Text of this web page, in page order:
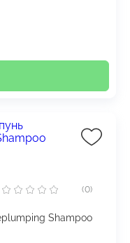
(0)
Shampoo